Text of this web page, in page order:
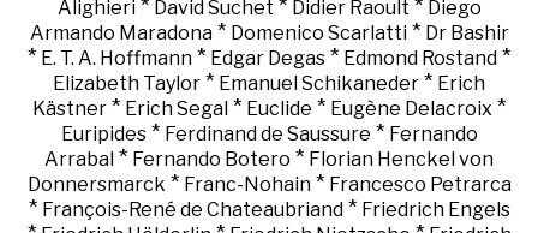
Alighieri* David Suchet * Didier Raoult * Diego
Armando Maradona* Domenico Scarlatti* Dr Bashir
* E. T. A. Hoffmann * Edgar Degas * Edmond Rostand *
Elizabeth Taylor * Emanuel Schikaneder * Erich
Kästner * Erich Segal * Euclide * Eugène Delacroix *
Euripides* Ferdinand de Saussure * Fernando
Arrabal * Fernando Botero * Florian Henckel von
Donnersmarck * Franc-Nohain* Francesco Petrarca
* François-René de Chateaubriand* Friedrich Engels